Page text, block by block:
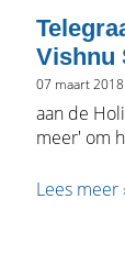
Vishnu
07 maart
aan de
meer' om
Lees meer